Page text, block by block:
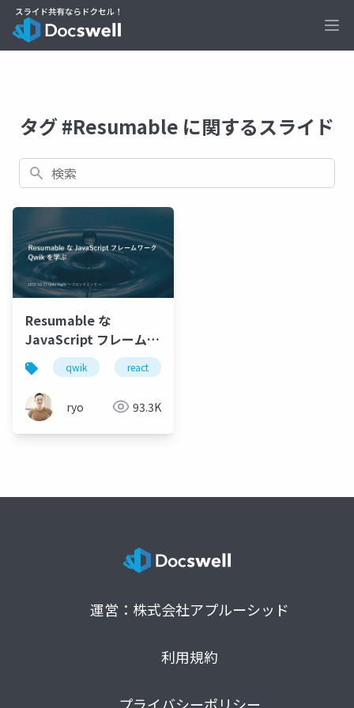
タグ #Resumable に関するスライド
検索
Resumable な
JavaScript フレームワ
ーク Qwik を学ぶ
qwik react
ryo 93.3K
運営：株式会社アプルーシッド
利用規約
プライバシーポリシー